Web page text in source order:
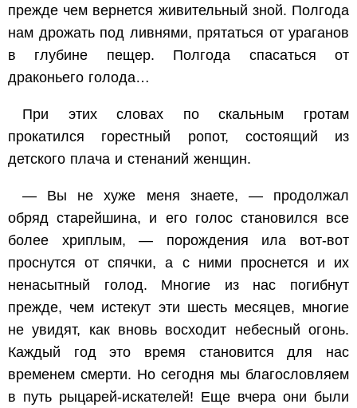
прежде чем вернется живительный зной. Полгода
нам дрожать под ливнями, прятаться от ураганов
в глубине пещер. Полгода спасаться от
драконьего голода…
При этих словах по скальным гротам
прокатился горестный ропот, состоящий из
детского плача и стенаний женщин.
— Вы не хуже меня знаете, — продолжал
обряд старейшина, и его голос становился все
более хриплым, — порождения ила вот-вот
проснутся от спячки, а с ними проснется и их
ненасытный голод. Многие из нас погибнут
прежде, чем истекут эти шесть месяцев, многие
не увидят, как вновь восходит небесный огонь.
Каждый год это время становится для нас
временем смерти. Но сегодня мы благословляем
в путь рыцарей-искателей! Еще вчера они были